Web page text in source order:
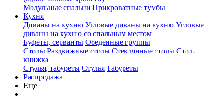
Модульные спальни Прикроватные тумбы
Кухня
Диваны на кухню Угловые диваны на кухню Угловые
диваны на кухню со спальным местом
Буфеты, серванты Обеденные группы
Столы Раздвижные столы Стеклянные столы Стол-
книжка
Стулья, табуреты Стулья Табуреты
Распродажа
Еще